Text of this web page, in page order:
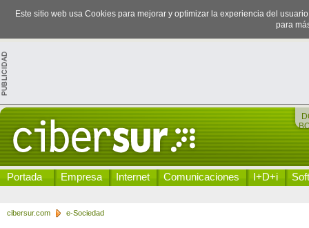
Este sitio web usa Cookies para mejorar y optimizar la experiencia del
para
Portada Empresa Internet Comunicaciones I+D+i
cibersur.com e-Sociedad